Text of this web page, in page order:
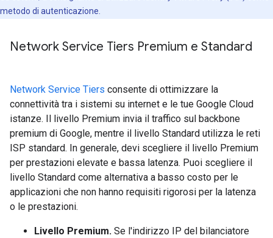
metodo di autenticazione.
Network Service Tiers Premium e Standard
Network Service Tiers consente di ottimizzare la
connettività tra i sistemi su internet e le tue Google Cloud
istanze. Il livello Premium invia il traffico sul backbone
premium di Google, mentre il livello Standard utilizza le reti
ISP standard. In generale, devi scegliere il livello Premium
per prestazioni elevate e bassa latenza. Puoi scegliere il
livello Standard come alternativa a basso costo per le
applicazioni che non hanno requisiti rigorosi per la latenza
o le prestazioni.
Livello Premium. Se l'indirizzo IP del bilanciatore